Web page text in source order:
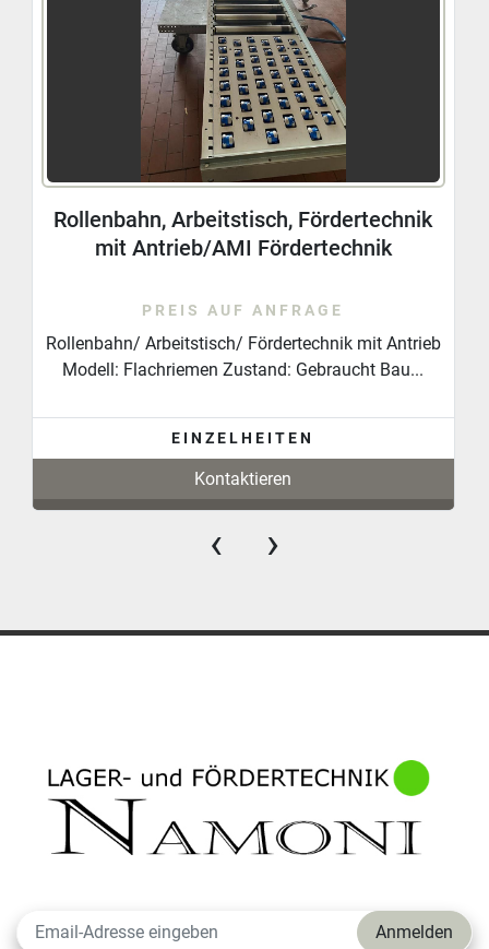
hervorragendes Netzwerk an Fachleuten. Für
Unternehmen der verschiedensten Branchen, wie
z.B.: Logistik, Pharmaindustrie, Handwerk oder die
Elektronikbranche haben wir bereits erfolgreich
Projekte realisiert.
Gemeinsam werden wir Wege erarbeiten, um Ihren
Ablauf und Materialfluss kostengünstig und
nachhaltig zu optimieren. Selbst vollautomatische
Sortiertechnik oder ergänzende Komponenten wie
Rollenbahn, Arbeitstisch, Fördertechnik
mit Antrieb/AMI Fördertechnik
PREIS AUF ANFRAGE
Rollenbahn/ Arbeitstisch/ Fördertechnik mit Antrieb
Modell: Flachriemen Zustand: Gebraucht Bau...
EINZELHEITEN
Kontaktieren
‹ ›
Anmelden